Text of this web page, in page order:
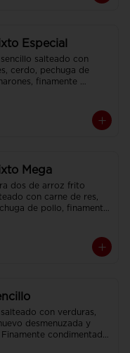
Especial
salteado con
cerdo, pechuga de
finamente
Mega
dos de arroz frito
con carne de res,
de pollo, finamente
con verduras,
desmenuzada y
condimentado